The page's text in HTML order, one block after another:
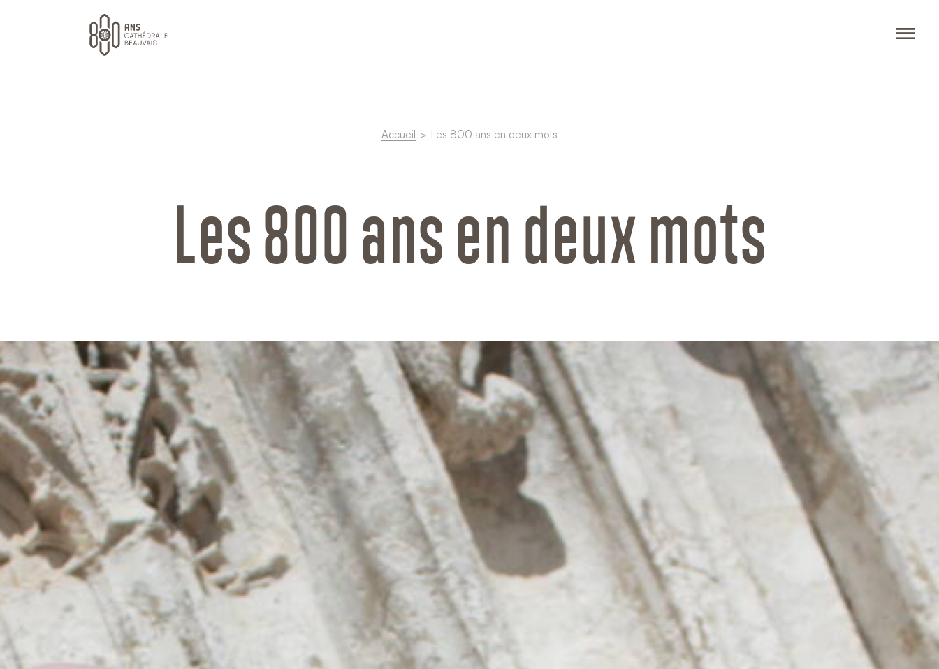
Accueil Les 800 ans en deux mots
Les 800 ans en deux mots